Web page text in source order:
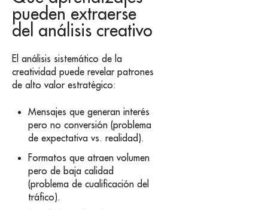
pueden extraerse
del análisis creativo
El análisis sistemático de la
creatividad puede revelar patrones
de alto valor estratégico:
Mensajes que generan interés
pero no conversión (problema
de expectativa vs. realidad).
Formatos que atraen volumen
pero de baja calidad
(problema de cualificación del
tráfico).